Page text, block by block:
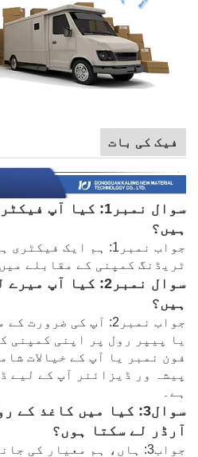
فیک کی بات
سوال نمبر1: کیا
ہیں؟
جواب نمبر1: ہم ایک
ٹریڈنگ کمپنی کے مقابلے
سوال نمبر2: کیا
ہیں؟
جواب نمبر2: آپ کی
یا پیپر رول پر اپنی کمپنی
فون نمبر یا آپ کے خیالات
پیشہ ور ڈیزائنر آپ کے لیے
ہے۔
سوال3: کیا میں کاغذ
آرڈر لے سکتا ہوں؟
جواب3: ہاں، ہم معیار کی